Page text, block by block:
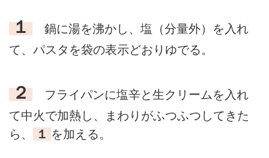
１
鍋に湯を沸かし、塩（分量外）を入れ
て、パスタを袋の表示どおりゆでる。
２
フライパンに塩辛と生クリームを入れ
て中火で加熱し、まわりがふつふつしてきた
ら、
１ を加える。